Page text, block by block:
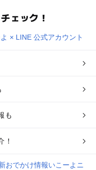
ェック！
も
！